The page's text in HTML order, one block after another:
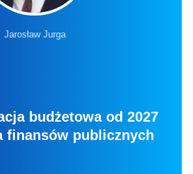
Jarosław Jurga
budżetowa od 2027
finansów publicznych